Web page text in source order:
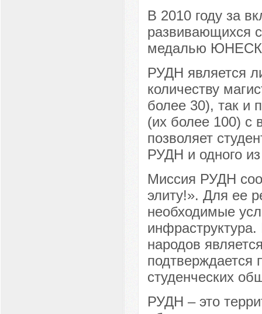
В 2010 году за
развивающихся
медалью
РУДН является
количеству
более 30), так и
(их более 100) с
позволяет
РУДН и одного
Миссия РУДН
элиту!». Для ее
необходимые
народов
подтверждается
студенческих
РУДН – это